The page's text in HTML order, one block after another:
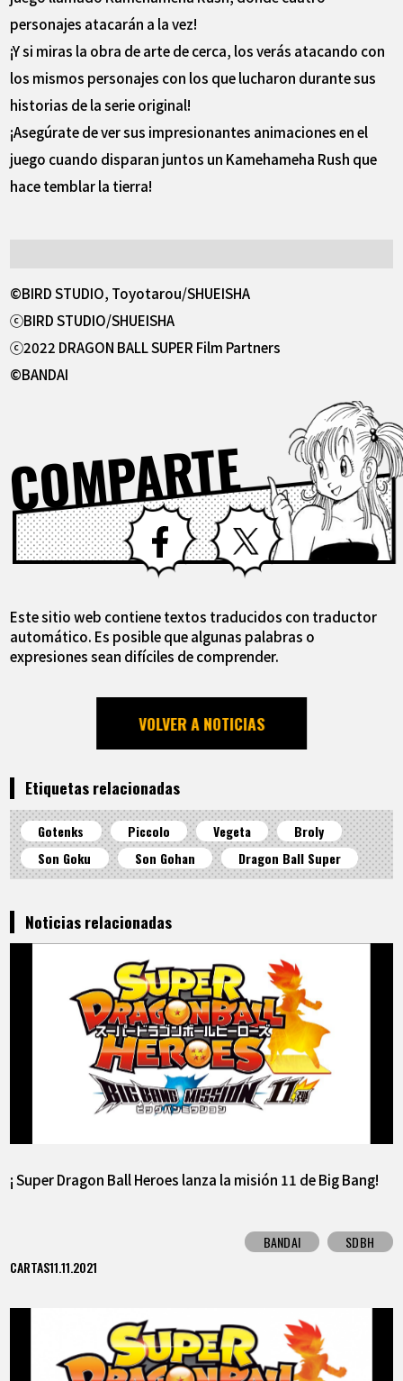
personajes atacarán a la vez!
¡Y si miras la obra de arte de cerca, los verás atacando con
los mismos personajes con los que lucharon durante sus
historias de la serie original!
¡Asegúrate de ver sus impresionantes animaciones en el
juego cuando disparan juntos un Kamehameha Rush que
hace temblar la tierra!
©BIRD STUDIO, Toyotarou/SHUEISHA
ⓒBIRD STUDIO/SHUEISHA
ⓒ2022 DRAGON BALL SUPER Film Partners
©BANDAI
COMPARTE
Facebook X
Este sitio web contiene textos traducidos con traductor
automático. Es posible que algunas palabras o
expresiones sean difíciles de comprender.
VOLVER A NOTICIAS
Etiquetas relacionadas
Gotenks Piccolo Vegeta
Broly
Son Goku
Son Gohan Dragon Ball Super
Noticias relacionadas
¡ Super Dragon Ball Heroes lanza la misión 11 de Big Bang!
BANDAI
SDBH
CARTAS11.11.2021